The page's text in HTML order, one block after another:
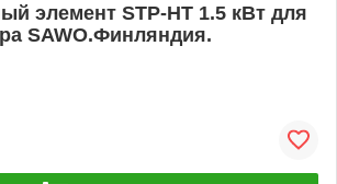
элемент STP-HT 1.5 кВт для
SAWO.Финляндия.